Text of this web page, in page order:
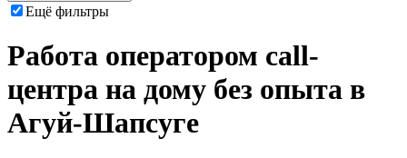
Ещё фильтры
Работа оператором call-
центра на дому без опыта в
Агуй-Шапсуге